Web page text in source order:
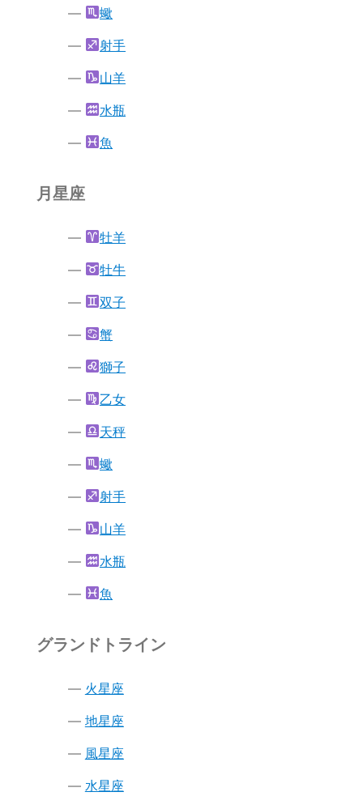
蠍
射手
山羊
水瓶
魚
月星座
牡羊
牡牛
双子
蟹
獅子
乙女
天秤
蠍
射手
山羊
水瓶
魚
グランドトライン
火星座
地星座
風星座
水星座